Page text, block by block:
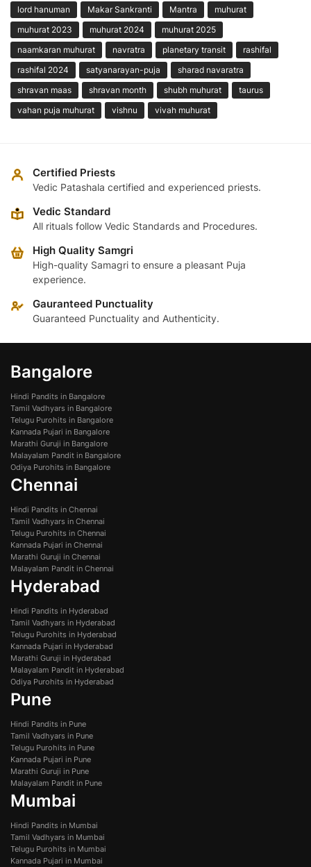
lord hanuman
Makar Sankranti Mantra
muhurat
muhurat 2023
muhurat 2024
muhurat 2025
naamkaran muhurat
navratra planetary transit
rashifal
rashifal 2024
satyanarayan-puja
sharad navaratra
shravan maas
shravan month shubh muhurat
taurus
vahan puja muhurat
vishnu vivah muhurat
Certified Priests
Vedic Patashala certified and experienced priests.
Vedic Standard
All rituals follow Vedic Standards and Procedures.
High Quality Samgri
High-quality Samagri to ensure a pleasant Puja
experience.
Gauranteed Punctuality
Guaranteed Punctuality and Authenticity.
Bangalore
Hindi Pandits in Bangalore
Tamil Vadhyars in Bangalore
Telugu Purohits in Bangalore
Kannada Pujari in Bangalore
Marathi Guruji in Bangalore
Malayalam Pandit in Bangalore
Odiya Purohits in Bangalore
Chennai
Hindi Pandits in Chennai
Tamil Vadhyars in Chennai
Telugu Purohits in Chennai
Kannada Pujari in Chennai
Marathi Guruji in Chennai
Malayalam Pandit in Chennai
Hyderabad
Hindi Pandits in Hyderabad
Tamil Vadhyars in Hyderabad
Telugu Purohits in Hyderabad
Kannada Pujari in Hyderabad
Marathi Guruji in Hyderabad
Malayalam Pandit in Hyderabad
Odiya Purohits in Hyderabad
Pune
Hindi Pandits in Pune
Tamil Vadhyars in Pune
Telugu Purohits in Pune
Kannada Pujari in Pune
Marathi Guruji in Pune
Malayalam Pandit in Pune
Mumbai
Hindi Pandits in Mumbai
Tamil Vadhyars in Mumbai
Telugu Purohits in Mumbai
Kannada Pujari in Mumbai